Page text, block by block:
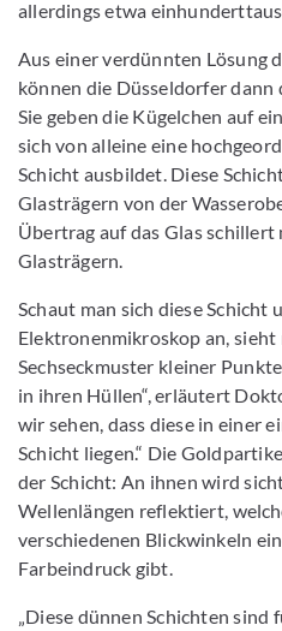
allerdings etwa
Aus einer verdünnten Lösung
können die Düsseldorfer dann
Sie geben die Kügelchen auf
sich von alleine eine
Schicht ausbildet. Diese
Glasträgern von der
Übertrag auf das Glas schillert
Glasträgern.
Schaut man sich diese Schicht
Elektronenmikroskop an, sieht
Sechseckmuster kleiner
in ihren Hüllen“, erläutert
wir sehen, dass diese in einer
Schicht liegen.“ Die
der Schicht: An ihnen wird
Wellenlängen reflektiert,
verschiedenen Blickwinkeln
Farbeindruck gibt.
„Diese dünnen Schichten